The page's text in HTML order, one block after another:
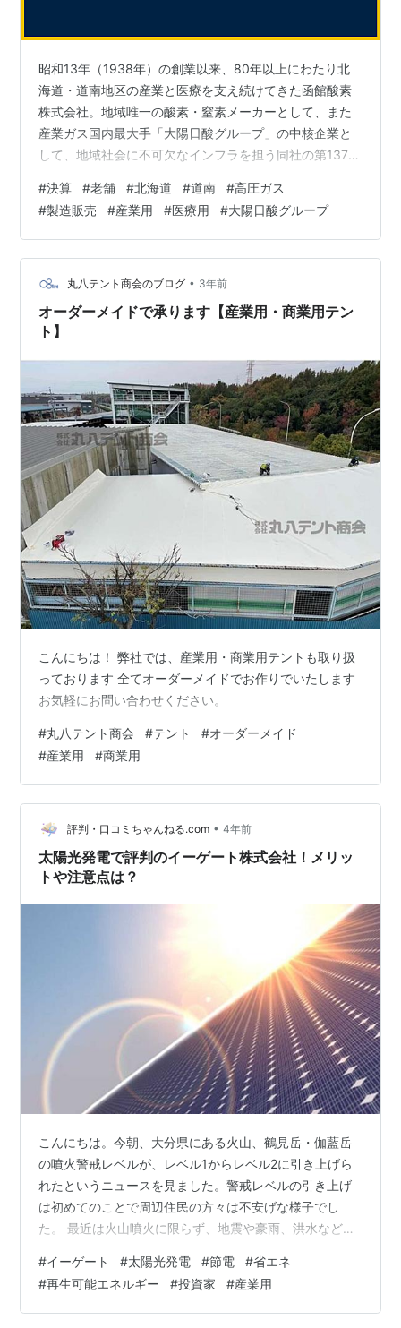
昭和13年（1938年）の創業以来、80年以上にわたり北
海道・道南地区の産業と医療を支え続けてきた函館酸素
株式会社。地域唯一の酸素・窒素メーカーとして、また
産業ガス国内最大手「大陽日酸グループ」の中核企業と
して、地域社会に不可欠なインフラを担う同社の第137期
ました。その盤石な財務内容から、地域と共に歩む企業
の強さと未来への展望を読み解きます。 20250331_137_
函館酸素決算 第137期 決算のポイント（単位：百万円）
資産合計: 5,164 (約51.6億円) 負債合計: 1,506 (約15.1億
円) 純資産合計: 3,65…
#決算 #老舗 #北海道 #道南 #高圧ガス
#製造販売 #産業用 #医療用 #大陽日酸グループ
丸八テント商会のブログ • 3年前
オーダーメイドで承ります【産業用・商業用テン
ト】
こんにちは！ 弊社では、産業用・商業用テントも取り扱
っております 全てオーダーメイドでお作りでいたします
お気軽にお問い合わせください。
#丸八テント商会 #テント #オーダーメイド
#産業用 #商業用
評判・口コミちゃんねる.com • 4年前
太陽光発電で評判のイーゲート株式会社！メリッ
トや注意点は？
こんにちは。今朝、大分県にある火山、鶴見岳・伽藍岳
の噴火警戒レベルが、レベル1からレベル2に引き上げら
れたというニュースを見ました。警戒レベルの引き上げ
は初めてのことで周辺住民の方々は不安げな様子でし
た。 最近は火山噴火に限らず、地震や豪雨、洪水など自
まれている一方で、その自然がもたらす災害が多く世界
でも自然災害が多い国として有名です。 そんな中、災害
時の備えとして注目されているのが太陽光発電です。導
#イーゲート #太陽光発電 #節電 #省エネ
#再生可能エネルギー #投資家 #産業用